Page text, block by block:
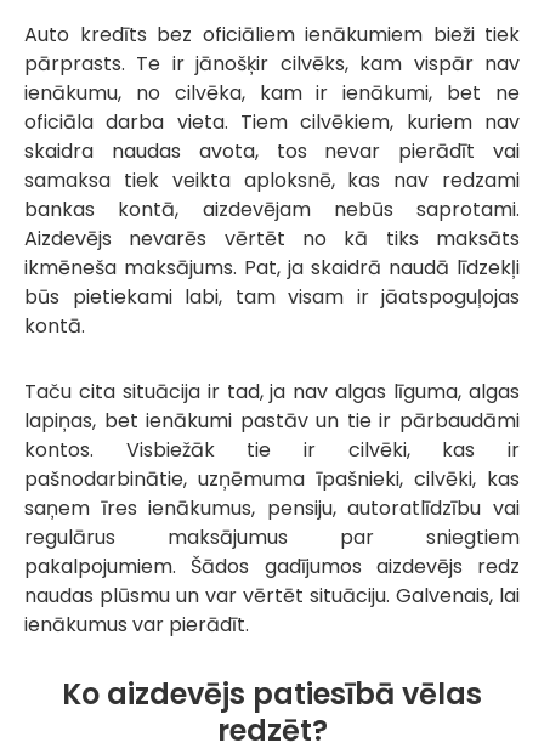
Auto kredīts bez oficiāliem ienākumiem bieži tiek
pārprasts. Te ir jānošķir cilvēks, kam vispār nav
ienākumu, no cilvēka, kam ir ienākumi, bet ne
oficiāla darba vieta. Tiem cilvēkiem, kuriem nav
skaidra naudas avota, tos nevar pierādīt vai
samaksa tiek veikta aploksnē, kas nav redzami
bankas kontā, aizdevējam nebūs saprotami.
Aizdevējs nevarēs vērtēt no kā tiks maksāts
ikmēneša maksājums. Pat, ja skaidrā naudā līdzekļi
būs pietiekami labi, tam visam ir jāatspoguļojas
kontā.
Taču cita situācija ir tad, ja nav algas līguma, algas
lapiņas, bet ienākumi pastāv un tie ir pārbaudāmi
kontos. Visbiežāk tie ir cilvēki, kas ir
pašnodarbinātie, uzņēmuma īpašnieki, cilvēki, kas
saņem īres ienākumus, pensiju, autoratlīdzību vai
regulārus maksājumus par sniegtiem
pakalpojumiem. Šādos gadījumos aizdevējs redz
naudas plūsmu un var vērtēt situāciju. Galvenais, lai
ienākumus var pierādīt.
Ko aizdevējs patiesībā vēlas
redzēt?